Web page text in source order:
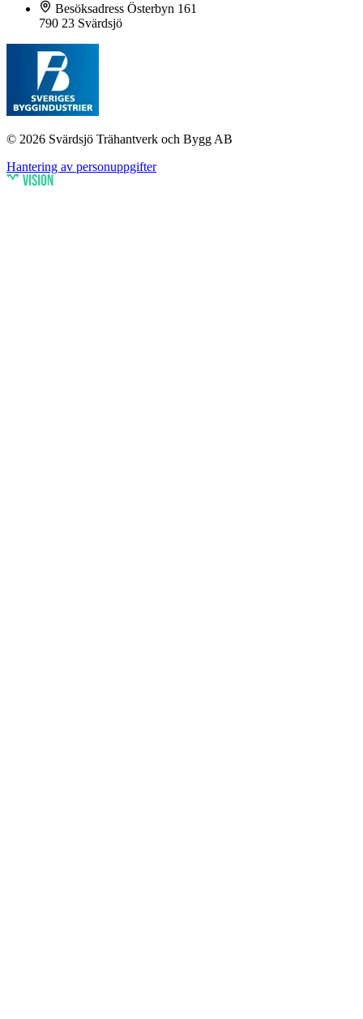
Besöksadress Österbyn 161
790 23 Svärdsjö
© 2026 Svärdsjö Trähantverk och Bygg AB
Hantering av personuppgifter